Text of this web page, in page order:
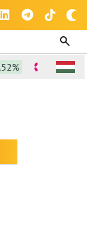
DOT